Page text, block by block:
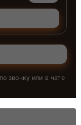
звонку или в чате